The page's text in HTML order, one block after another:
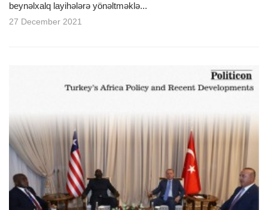
beynəlxalq layihələrə yönəltməklə...
27 December 2021